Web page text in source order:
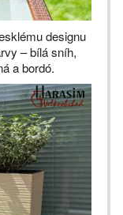
designu
– bílá sníh,
a bordó.